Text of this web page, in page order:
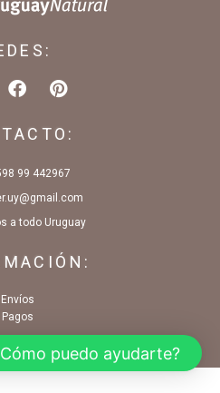
99 442967
a todo Uruguay
Envíos
Pagos
puedo ayudarte?